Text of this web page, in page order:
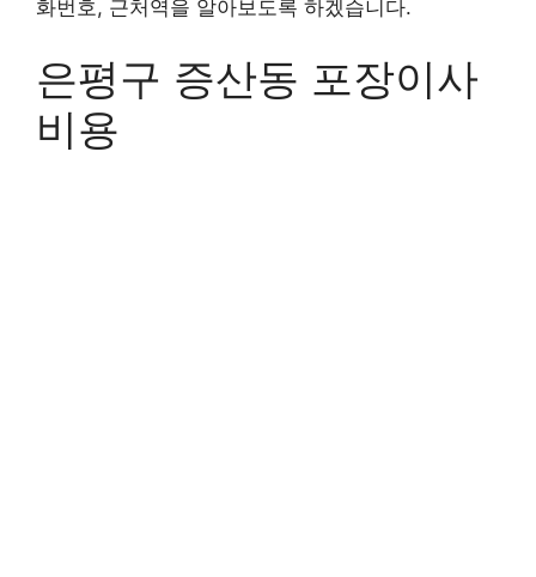
화번호, 근처역을 알아보도록 하겠습니다.
은평구 증산동 포장이사
비용